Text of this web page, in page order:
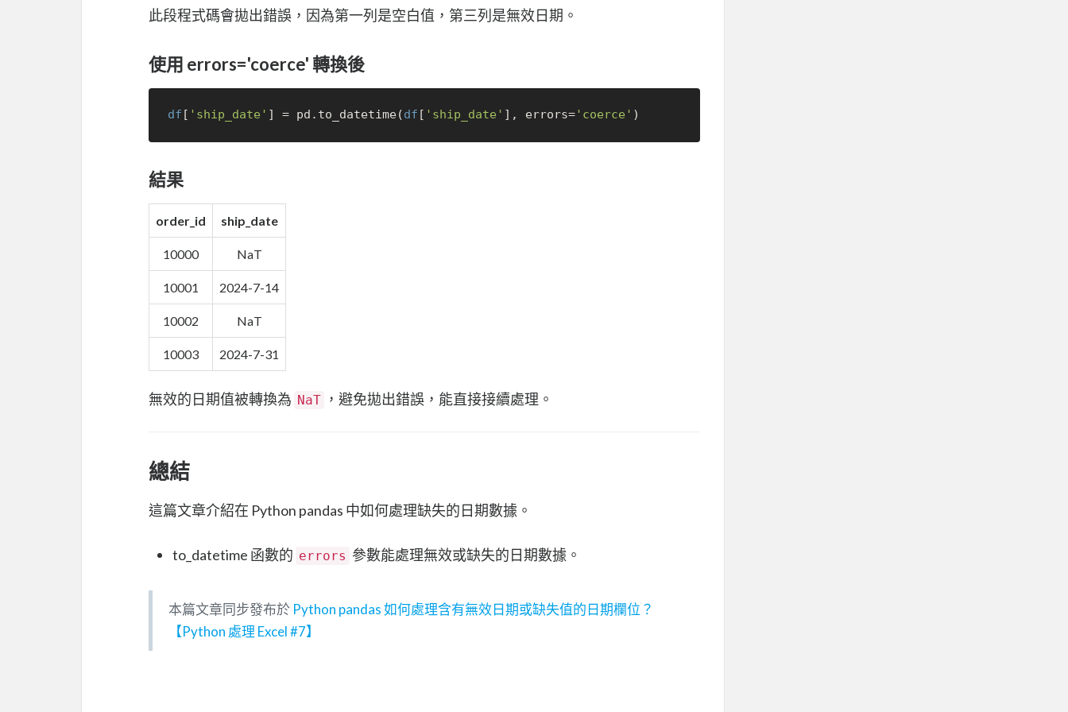
此段程式碼會拋出錯誤，因為第一列是空白值，第三列是無效日期。
使用 errors='coerce' 轉換後
df [ 'ship_date' ] = pd.to_datetime(df [ 'ship_date' ], errors='coerce'
結果
order_id ship_date
10000 NaT
10001 2024-7-14
10002 NaT
10003 2024-7-31
無效的日期值被轉換為 NaT ，避免拋出錯誤，能直接接續處理。
總結
這篇文章介紹在 Python pandas 中如何處理缺失的日期數據。
to_datetime 函數的 errors 參數能處理無效或缺失的日期數據。
本篇文章同步發布於 Python pandas 如何處理含有無效日期或缺失值的日期欄位？
【Python 處理 Excel #7】